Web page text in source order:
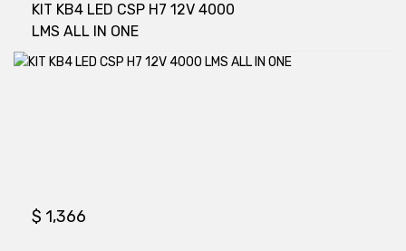
KIT KB4 LED CSP H7 12V 4000
LMS ALL IN ONE
$ 1,366